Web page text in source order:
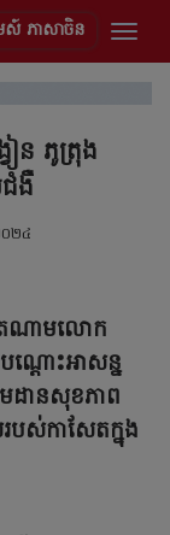
ភាសាចិន
ន ភូត្រុង
ងឺ
០២៤
តណាមលោក
ណ្តោះអាសន្ន
មដានសុខភាព
បស់កាសែតក្នុង